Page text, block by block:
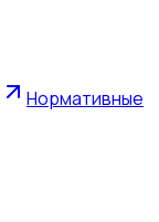
Нормативные